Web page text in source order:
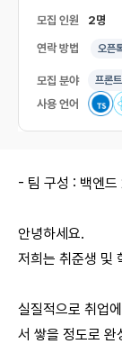
모집 인원 2명
연락 방법 오픈
모집 분야 프론
사용 언어
- 팀 구성 : 백엔
안녕하세요.
저희는 취준생 및
실질적으로 취업
서 쌓을 정도로 완